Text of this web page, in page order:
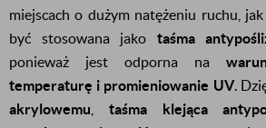
miejscach o dużym natężeniu ruchu,
być stosowana jako taśma
ponieważ jest odporna na
temperaturę i promieniowanie UV.
akrylowemu
taśma klejąca